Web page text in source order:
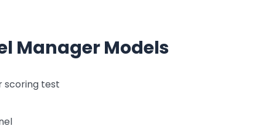
Manager Models
scoring test